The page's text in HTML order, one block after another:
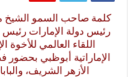
كلمة صاحب السمو الشيخ
رئيس دولة الإمارات
اللقاء العالمي للأخوة
الإماراتية أبوظبي
الأزهر الشريف،